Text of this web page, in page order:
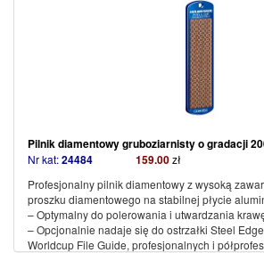
Pilnik diamentowy gruboziarnisty o gradacji
Nr kat:24484 159.00zł
Profesjonalny pilnik diamentowy z wysoką
proszku diamentowego na stabilnej płycie
– Optymalny do polerowania i utwardzania
– Opcjonalnie nadaje się do ostrzałki Steel
Worldcup File Guide, profesjonalnych i